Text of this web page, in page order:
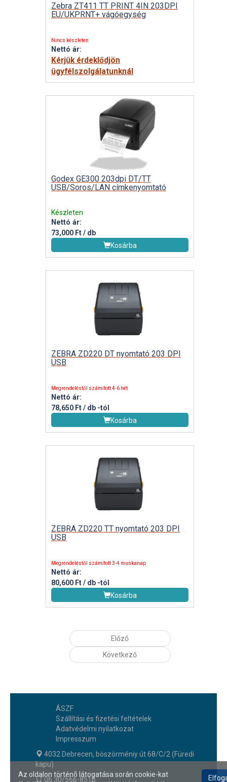
Zebra ZT411 TT PRINT 4IN 203DPI
EU/UKPRNT+ vágóegység
Nincs készleten
Nettó ár:
Kérjük érdeklődjön
ügyfélszolgálatunknál
Godex GE300 203dpi DT/TT
USB/Soros/LAN címkenyomtató
Készleten
Nettó ár:
73,000 Ft / db
Kosárba
ZEBRA ZD220 DT nyomtató 203 DPI
USB
Megrendeléstől számított 4-6 hét
Nettó ár:
78,650 Ft / db -tól
Kosárba
ZEBRA ZD220 TT nyomtató 203 DPI
USB
Megrendeléstől számított 3-4 munkanap
Nettó ár:
80,600 Ft / db -tól
Kosárba
Előző
Következő
Az oldalon történõ látogatása során cookie-kat
ÁSZF
Szállítási és fizetési feltételek
Adatvédelmi nyilatkozat
Impresszum
4032 Debrecen, böszörméniy út 68/C/2 (Füredi
kapu)
06 30/566-8516